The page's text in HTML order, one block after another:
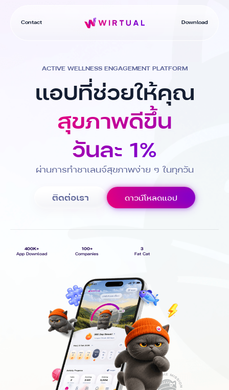
Contact Download
ACTIVE WELLNESS ENGAGEMENT PLATFORM
แอปที่ช่วยให้คุณ
สุขภาพดีขึ้น
วันละ 1%
ผ่านการทำชาเลนจ์สุขภาพง่าย ๆ ในทุกวัน
ติดต่อเรา ดาวน์โหลดแอป
400K+
App Download
100+
Companies
3
Fat Cat